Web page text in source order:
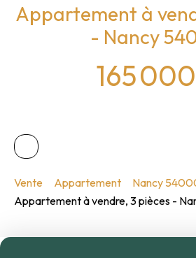
Appartement à
- Nancy
165 000
Vente Appartement
Nancy
Appartement à vendre, 3 pièces -